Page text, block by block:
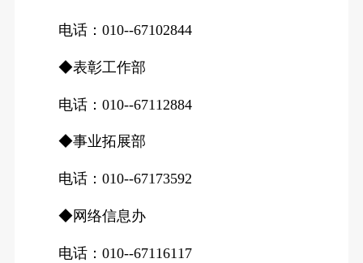
电话：010--67102844
◆表彰工作部
电话：010--67112884
◆事业拓展部
电话：010--67173592
◆网络信息办
电话：010--67116117